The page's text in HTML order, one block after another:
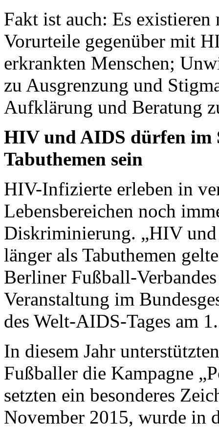
Fakt ist auch: Es
Vorurteile gegenüber mit
erkrankten Menschen;
zu Ausgrenzung und
Aufklärung und Beratung
HIV und AIDS dürfen im
Tabuthemen sein
HIV-Infizierte erleben in
Lebensbereichen noch
Diskriminierung. „HIV
länger als Tabuthemen
Berliner Fußball-
Veranstaltung im
des Welt-AIDS-Tages am
In diesem Jahr
Fußballer die Kampagne
setzten ein besonderes
November 2015, wurde in